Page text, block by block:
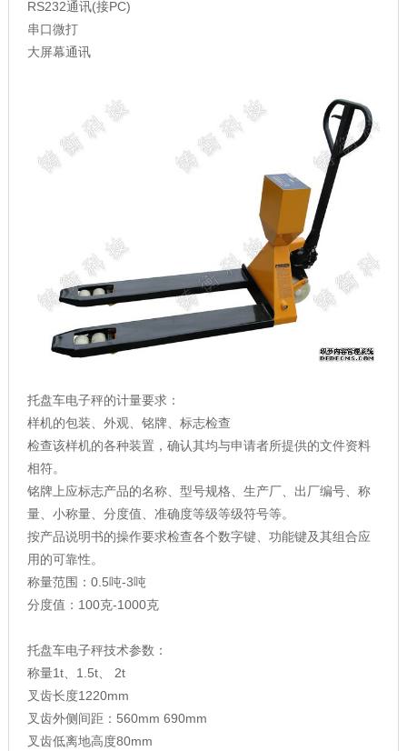
RS232通讯(接PC)
串口微打
大屏幕通讯
托盘车电子秤的计量要求：
样机的包装、外观、铭牌、标志检查
检查该样机的各种装置，确认其均与申请者所提供的文件资料
相符。
铭牌上应标志产品的名称、型号规格、生产厂、出厂编号、称
量、小称量、分度值、准确度等级等级符号等。
按产品说明书的操作要求检查各个数字键、功能键及其组合应
用的可靠性。
称量范围：0.5吨-3吨
分度值：100克-1000克
托盘车电子秤技术参数：
称量1t、1.5t、 2t
叉齿长度1220mm
叉齿外侧间距：560mm 690mm
叉齿低离地高度80mm